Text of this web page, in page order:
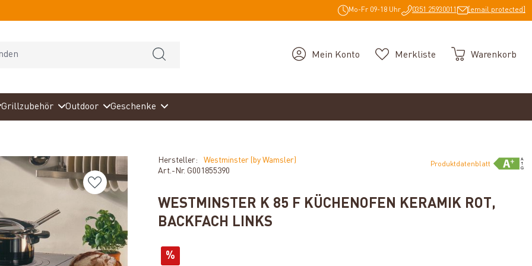
Mo-Fr 09-18 Uhr 0351 25930011 [email protected]
Mein Konto Merkliste Warenkorb
Grillzubehör Outdoor Geschenke
Hersteller:
Westminster (by Wamsler)
Art.-Nr. G001855390
Produktdatenblatt
WESTMINSTER K 85 F KÜCHENOFEN KERAMIK ROT,
BACKFACH LINKS
%